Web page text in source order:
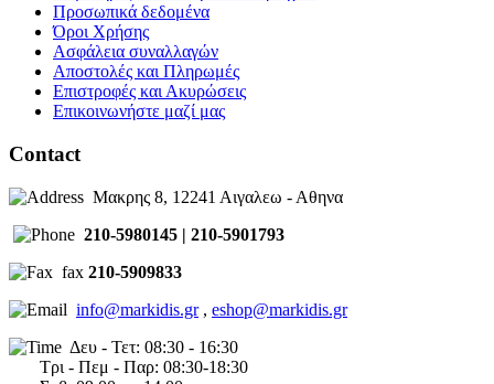
Προσωπικά δεδομένα
Όροι Χρήσης
Ασφάλεια συναλλαγών
Αποστολές και Πληρωμές
Επιστροφές και Ακυρώσεις
Επικοινωνήστε μαζί μας
Contact
Μακρης 8, 12241 Αιγαλεω - Αθηνα
210-5980145 | 210-5901793
fax 210-5909833
info@markidis.gr, eshop@markidis.gr
Δευ - Τετ: 08:30 - 16:30
Τρι - Πεμ - Παρ: 08:30-18:30